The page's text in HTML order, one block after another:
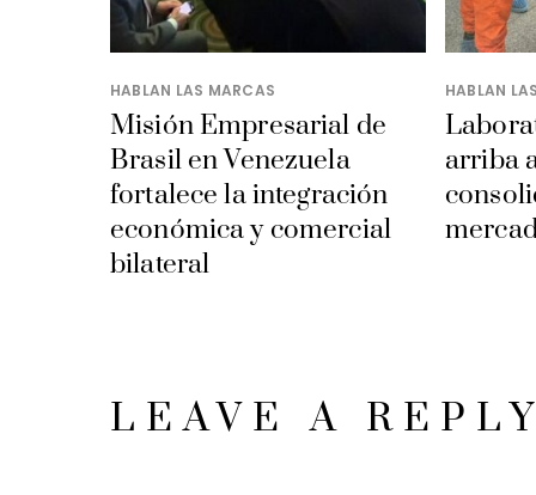
HABLAN LAS MARCAS
Misión Empresarial de
Brasil en Venezuela
fortalece la integración
económica y comercial
bilateral
HABLAN
arriba
LEAVE A